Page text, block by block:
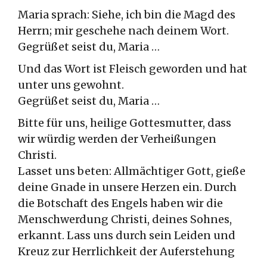
Maria sprach: Siehe, ich bin die Magd des
Herrn; mir geschehe nach deinem Wort.
Gegrüßet seist du, Maria …
Und das Wort ist Fleisch geworden und hat
unter uns gewohnt.
Gegrüßet seist du, Maria …
Bitte für uns, heilige Gottesmutter, dass
wir würdig werden der Verheißungen
Christi.
Lasset uns beten: Allmächtiger Gott, gieße
deine Gnade in unsere Herzen ein. Durch
die Botschaft des Engels haben wir die
Menschwerdung Christi, deines Sohnes,
erkannt. Lass uns durch sein Leiden und
Kreuz zur Herrlichkeit der Auferstehung